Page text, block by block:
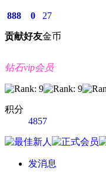
888
贡献
0
好友
27
金币
钻石vip会员
积分
4857
发消息